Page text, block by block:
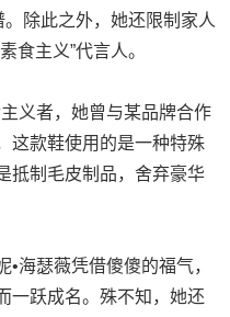
。除此之外，她还限制家人
食主义”代言人。
义者，她曾与某品牌合作
这款鞋使用的是一种特殊
抵制毛皮制品，舍弃豪华
海瑟薇凭借傻傻的福气，
一跃成名。殊不知，她还